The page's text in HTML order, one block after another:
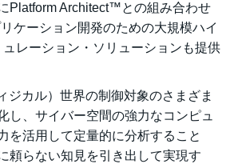
Platform Architect™との組み合わせ
ケーション開発のための大規模ハイ
レーション・ソリューションも提供
ジカル）世界の制御対象のさまざま
し、サイバー空間の強力なコンピュ
を活用して定量的に分析すること
頼らない知見を引き出して実現す